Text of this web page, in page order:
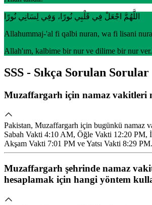
اللَّهُمَّ اجْعَلْ فِي قَلْبِي نُورًا، وَفِي لِسَانِي نُورًا
Allahummaj-'al fi qalbi nuran, wa fi lisani
Allah'ım, kalbime bir nur ve dilime bir nur ver.
SSS - Sıkça Sorulan Sorular
Muzaffargarh için namaz vakitleri
Pakistan, Muzaffargarh için bugünkü namaz
Sabah Vakti 4:10 AM, Öğle Vakti 12:20 PM,
Akşam Vakti 7:01 PM ve Yatsı Vakti 8:29 PM.
Muzaffargarh şehrinde namaz
hesaplamak için hangi yöntem